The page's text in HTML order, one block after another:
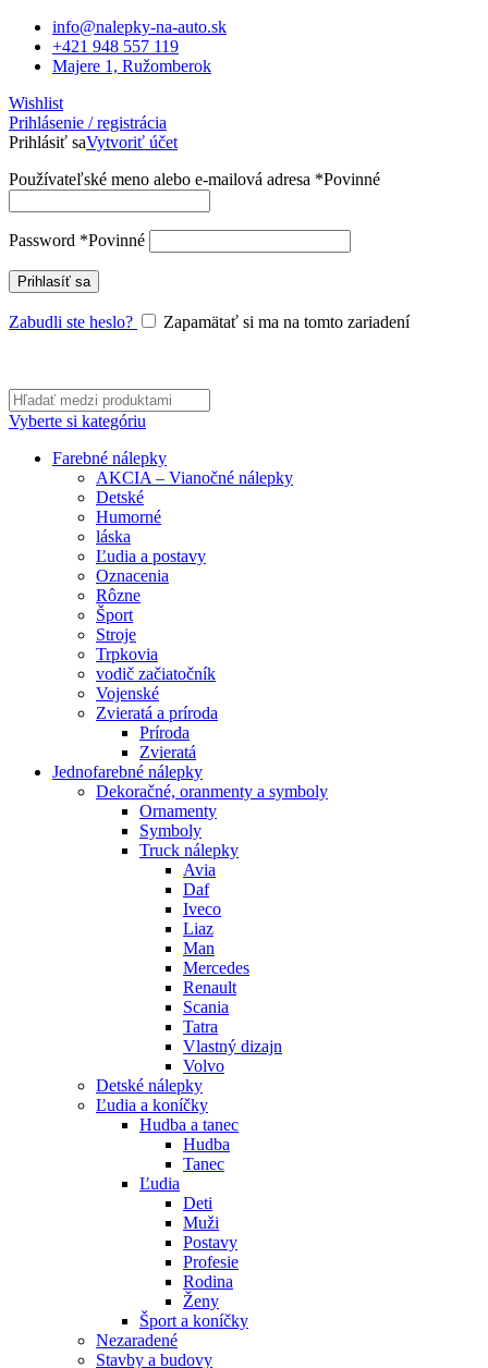
info@nalepky-na-auto.sk
+421 948 557 119
Majere 1, Ružomberok
Wishlist
Prihlásenie / registrácia
Prihlásiť saVytvoriť účet
Používateľské meno alebo e-mailová adresa *Povinné
Password *Povinné
Prihlasíť sa
Zabudli ste heslo? Zapamätať si ma na tomto zariadení
Vyberte si kategóriu
Farebné nálepky
AKCIA – Vianočné nálepky
Detské
Humorné
láska
Ľudia a postavy
Oznacenia
Rôzne
Šport
Stroje
Trpkovia
vodič začiatočník
Vojenské
Zvieratá a príroda
Príroda
Zvieratá
Jednofarebné nálepky
Dekoračné, oranmenty a symboly
Ornamenty
Symboly
Truck nálepky
Avia
Daf
Iveco
Liaz
Man
Mercedes
Renault
Scania
Tatra
Vlastný dizajn
Volvo
Detské nálepky
Ľudia a koníčky
Hudba a tanec
Hudba
Tanec
Ľudia
Deti
Muži
Postavy
Profesie
Rodina
Ženy
Šport a koníčky
Nezaradené
Stavby a budovy